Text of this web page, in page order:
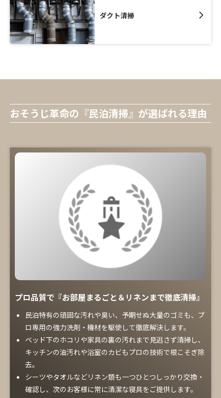
ダクト清掃
おそうじ革命の『民泊清掃』が選ばれる理由
プロ品質で『お部屋まるごと＆リネンまで徹底清掃』
民泊特有の頑固な汚れや臭い、予期せぬ大量のゴミも、プ
ロ専用の強力洗剤・機材を駆使して徹底解決します。
ベッド下のホコリや家具の裏の汚れまで見逃さず清掃し、
キッチンの油汚れや浴室のカビもプロの技術で根こそぎ除
去。
シーツやタオルなどリネン類も一つひとつしっかり交換・
確認し、次のお客様に常に清潔な寝具をご提供します。